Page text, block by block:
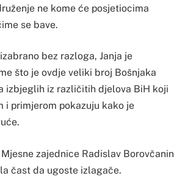
ne kome će posjetiocima
se bave.
bez razloga, Janja je
što je ovdje veliki broj Bošnjaka
izbjeglih iz različitih djelova BiH koji
i primjerom pokazuju kako je
zajednice Radislav Borovčanin
čast da ugoste izlagače.